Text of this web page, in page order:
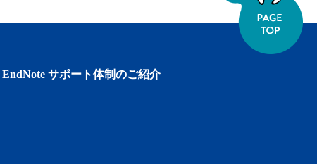
EndNote サポート体制のご紹介